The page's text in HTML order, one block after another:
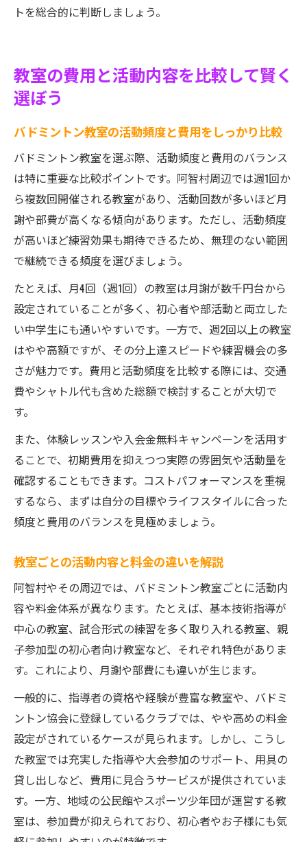
トを総合的に判断しましょう。
教室の費用と活動内容を比較して賢く
選ぼう
バドミントン教室の活動頻度と費用をしっかり比較
バドミントン教室を選ぶ際、活動頻度と費用のバランス
は特に重要な比較ポイントです。阿智村周辺では週1回か
ら複数回開催される教室があり、活動回数が多いほど月
謝や部費が高くなる傾向があります。ただし、活動頻度
が高いほど練習効果も期待できるため、無理のない範囲
で継続できる頻度を選びましょう。
たとえば、月4回（週1回）の教室は月謝が数千円台から
設定されていることが多く、初心者や部活動と両立した
い中学生にも通いやすいです。一方で、週2回以上の教室
はやや高額ですが、その分上達スピードや練習機会の多
さが魅力です。費用と活動頻度を比較する際には、交通
費やシャトル代も含めた総額で検討することが大切で
す。
また、体験レッスンや入会金無料キャンペーンを活用す
ることで、初期費用を抑えつつ実際の雰囲気や活動量を
確認することもできます。コストパフォーマンスを重視
するなら、まずは自分の目標やライフスタイルに合った
頻度と費用のバランスを見極めましょう。
教室ごとの活動内容と料金の違いを解説
阿智村やその周辺では、バドミントン教室ごとに活動内
容や料金体系が異なります。たとえば、基本技術指導が
中心の教室、試合形式の練習を多く取り入れる教室、親
子参加型の初心者向け教室など、それぞれ特色がありま
す。これにより、月謝や部費にも違いが生じます。
一般的に、指導者の資格や経験が豊富な教室や、バドミ
ントン協会に登録しているクラブでは、やや高めの料金
設定がされているケースが見られます。しかし、こうし
た教室では充実した指導や大会参加のサポート、用具の
貸し出しなど、費用に見合うサービスが提供されていま
す。一方、地域の公民館やスポーツ少年団が運営する教
室は、参加費が抑えられており、初心者やお子様にも気